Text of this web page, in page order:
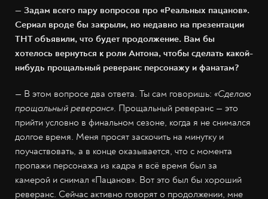
— Задам всего пару вопросов про «Реальных пацанов».
Сериал вроде бы закрыли, но недавно на презентации
ТНТ объявили, что будет продолжение. Вам бы
хотелось вернуться к роли Антона, чтобы сделать какой-
нибудь прощальный реверанс персонажу и фанатам?
— В этом вопросе два ответа. Ты сам говоришь: «Сделаю
прощальный реверанс». Прощальный реверанс — это
прийти условно в финальном сезоне, когда я не снимался
долгое время. Меня просят заскочить на минутку и
поучаствовать, а в конце оказывается, что с момента
пропажи персонажа из кадра я всё время был за
камерой и снимал «Пацанов». Вот это был бы хороший
реверанс. Сейчас активно говорят о продолжении, мне